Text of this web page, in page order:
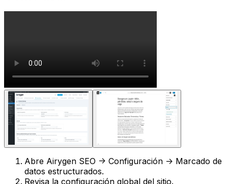
Abre Airygen SEO -> Configuración -> Marcado de
datos estructurados.
Revisa la configuración global del sitio.